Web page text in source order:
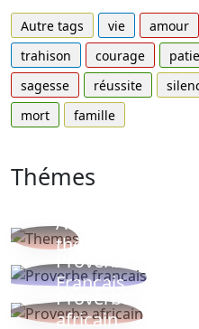
Autre tags vie amour
trahison
courage
sagesse
réussite
mort
famille
Thémes
Autres
thèmes
Proverbe
Français
Proverbe
africain